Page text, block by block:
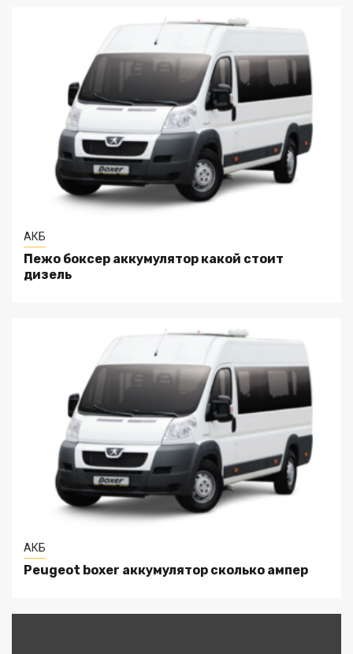
АКБ
Пежо боксер аккумулятор какой стоит
дизель
АКБ
Peugeot boxer аккумулятор сколько ампер